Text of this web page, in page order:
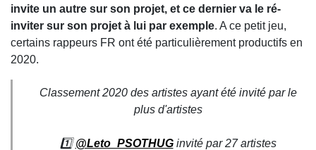
invite un autre sur son projet, et ce dernier va le ré-
inviter sur son projet à lui par exemple. A ce petit jeu,
certains rappeurs FR ont été particulièrement productifs en
2020.
Classement 2020 des artistes ayant été invité par le
plus d'artistes
1️⃣@Leto_PSOTHUGinvité par 27 artistes